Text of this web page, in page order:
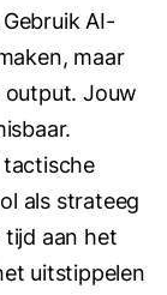
Gebruik AI-
maar
Jouw
tactische
als strateeg
tijd aan het
uitstippelen